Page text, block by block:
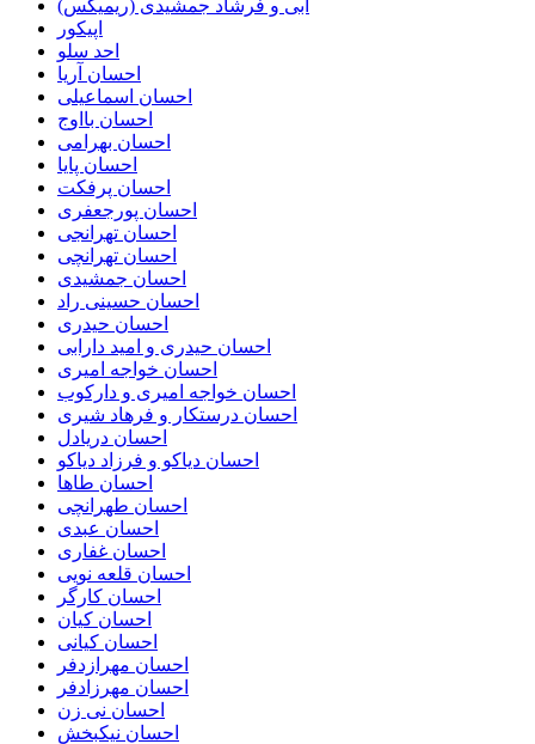
ابی و فرشاد جمشیدی (ریمیکس)
اپیکور
احد سلو
احسان آریا
احسان اسماعیلی
احسان بااوج
احسان بهرامی
احسان پایا
احسان پرفکت
احسان پورجعفری
احسان تهرانجی
احسان تهرانچی
احسان جمشیدی
احسان حسینی راد
احسان حیدری
احسان حیدری و امید دارابی
احسان خواجه امیری
احسان خواجه امیری و دارکوب
احسان درستكار و فرهاد شيرى
احسان دریادل
احسان دیاکو و فرزاد دیاکو
احسان طاها
احسان طهرانچی
احسان عبدی
احسان غفاری
احسان قلعه نویی
احسان کارگر
احسان کیان
احسان کیانی
احسان مهرازدفر
احسان مهرزادفر
احسان نی زن
احسان نیکبخش